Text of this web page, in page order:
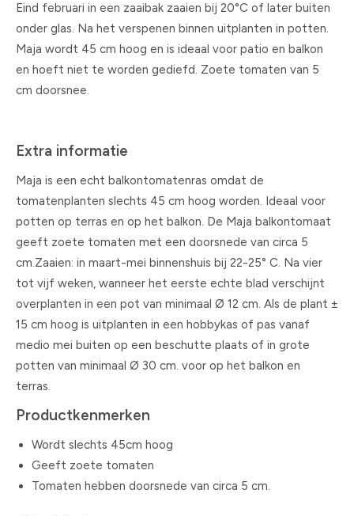
Eind februari in een zaaibak zaaien bij 20°C of later buiten
onder glas. Na het verspenen binnen uitplanten in potten.
Maja wordt 45 cm hoog en is ideaal voor patio en balkon
en hoeft niet te worden gediefd. Zoete tomaten van 5
cm doorsnee.
Extra informatie
Maja is een echt balkontomatenras omdat de
tomatenplanten slechts 45 cm hoog worden. Ideaal voor
potten op terras en op het balkon. De Maja balkontomaat
geeft zoete tomaten met een doorsnede van circa 5
cm.Zaaien: in maart-mei binnenshuis bij 22-25° C. Na vier
tot vijf weken, wanneer het eerste echte blad verschijnt
overplanten in een pot van minimaal Ø 12 cm. Als de plant ±
15 cm hoog is uitplanten in een hobbykas of pas vanaf
medio mei buiten op een beschutte plaats of in grote
potten van minimaal Ø 30 cm. voor op het balkon en
terras.
Productkenmerken
Wordt slechts 45cm hoog
Geeft zoete tomaten
Tomaten hebben doorsnede van circa 5 cm.